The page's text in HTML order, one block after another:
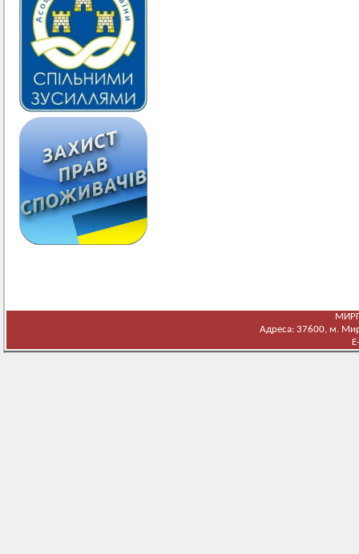
Адреса: 37600, м.